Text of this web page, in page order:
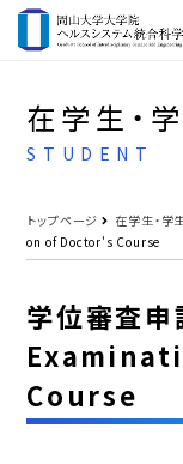
在学生・
STUDENT
トップページ 在学生・学
on of Doctor's Course
学位審査申
Course